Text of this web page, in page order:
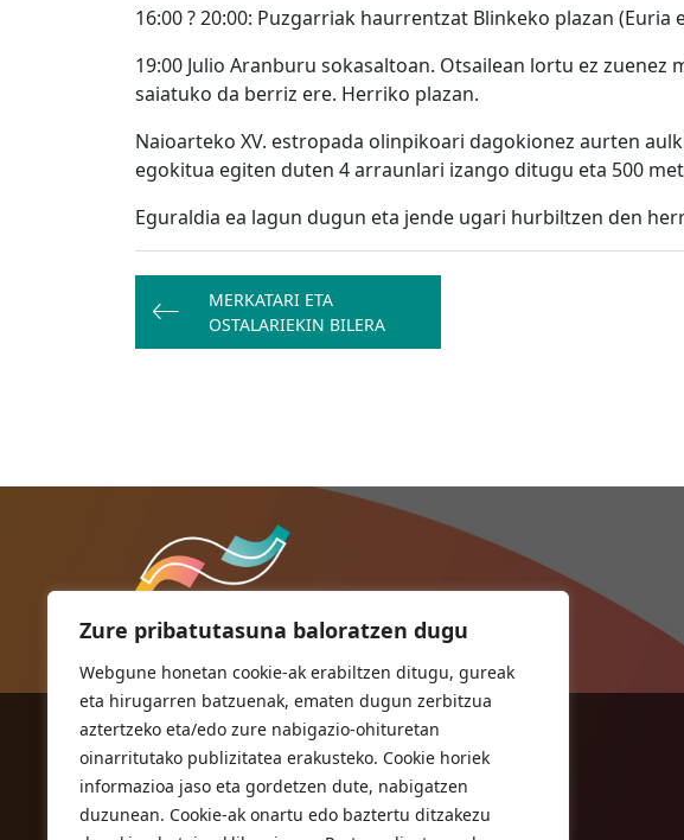
Zure pribatutasuna baloratzen dugu
Webgune honetan cookie-ak erabiltzen ditugu, gureak
eta hirugarren batzuenak, ematen dugun zerbitzua
aztertzeko eta/edo zure nabigazio-ohituretan
oinarritutako publizitatea erakusteko. Cookie horiek
informazioa jaso eta gordetzen dute, nabigatzen
duzunean. Cookie-ak onartu edo baztertu ditzakezu
16:00 ? 20:00: Puzgarriak haurrentzat Blinkeko plazan
19:00 Julio Aranburu sokasaltoan. Otsailean lortu ez
saiatuko da berriz ere. Herriko plazan.
Naioarteko XV. estropada olinpikoari dagokionez aurten
egokitua egiten duten 4 arraunlari izango ditugu eta 500
Eguraldia ea lagun dugun eta jende ugari hurbiltzen den
Bidalketetan
zehar
nabigatu
MERKATARI ETA
OSTALARIEKIN BILERA
ORIOKO UDALA
Herriko plaza,1
20810 Orio (Gipuzkoa)
T. 943 83 03 46